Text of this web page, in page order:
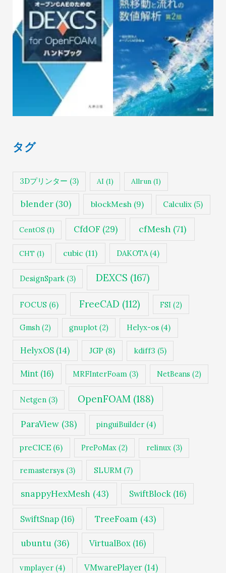
タグ
3Dプリンター (3) AI (1) Allrun(1)
blender(30) blockMesh (9) Calculix (5)
CentOS (1) CfdOF (29) cfMesh(71)
CHT (1) cubic (11) DAKOTA (4)
DesignSpark(3) DEXCS (167)
FOCUS (6) FreeCAD (112) FSI (2)
Gmsh(2) gnuplot(2) Helyx-os (4)
HelyxOS (14) JGP (8) kdiff3 (5)
Mint (16) MRFInterFoam (3) NetBeans (2)
Netgen(3) OpenFOAM (188)
ParaView (38) pinguiBuilder (4)
preCICE (6) PrePoMax (2) relinux(3)
remastersys(3) SLURM (7)
snappyHexMesh (43) SwiftBlock(16)
SwiftSnap (16) TreeFoam(43)
ubuntu (36) VirtualBox (16)
vmplayer (4) VMwarePlayer (14)